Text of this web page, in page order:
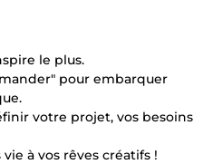
le plus.
pour embarquer
votre projet, vos besoins
à vos rêves créatifs !